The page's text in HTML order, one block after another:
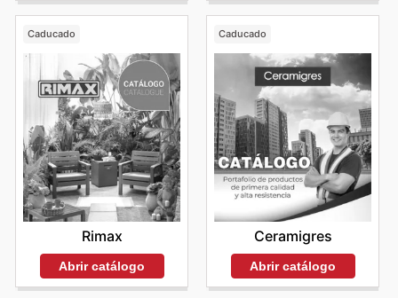
Caducado
Rimax
Abrir catálogo
Caducado
Ceramigres
Abrir catálogo